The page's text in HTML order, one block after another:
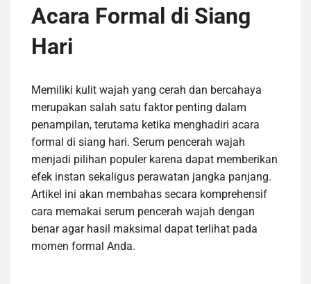
Acara Formal di Siang
Hari
Memiliki kulit wajah yang cerah dan bercahaya
merupakan salah satu faktor penting dalam
penampilan, terutama ketika menghadiri acara
formal di siang hari. Serum pencerah wajah
menjadi pilihan populer karena dapat memberikan
efek instan sekaligus perawatan jangka panjang.
Artikel ini akan membahas secara komprehensif
cara memakai serum pencerah wajah dengan
benar agar hasil maksimal dapat terlihat pada
momen formal Anda.